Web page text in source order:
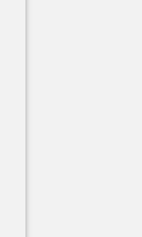
66 Taucherstempel